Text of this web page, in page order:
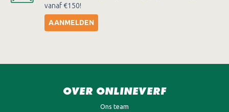
vanaf €150!
AANMELDEN
OVER ONLINEVERF
Ons team